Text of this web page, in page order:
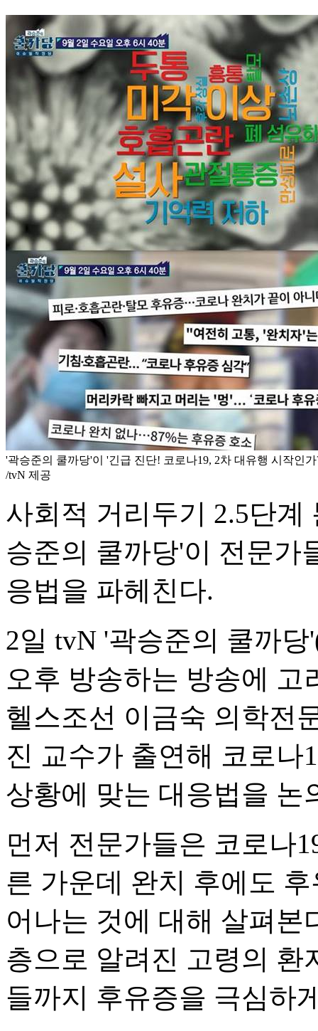
'곽승준의 쿨까당'이 '긴급 진단! 코로나19, 2차 대유행 시작인
/tvN 제공
사회적 거리두기 2.5단계
승준의 쿨까당'이 전문가
응법을 파헤친다.
2일 tvN '곽승준의 쿨까
오후 방송하는 방송에 고
헬스조선 이금숙 의학전
진 교수가 출연해 코로나
상황에 맞는 대응법을 논
먼저 전문가들은 코로나
른 가운데 완치 후에도
어나는 것에 대해 살펴본
층으로 알려진 고령의 환
들까지 후유증을 극심하